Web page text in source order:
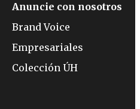
Anuncie con nosotros
Brand Voice
Empresariales
Colección ÚH